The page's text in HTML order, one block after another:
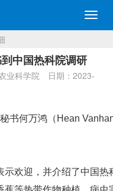
切
换
中国热科院调研
业科学院
日期：2023-
何万鸿（Hean
迎，并介绍了中国热